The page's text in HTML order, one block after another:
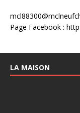
Page Facebook :
LA MAISON